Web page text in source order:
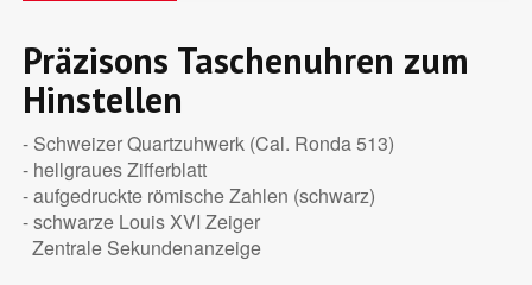
Präzisons Taschenuhren zum
Hinstellen
- Schweizer Quartzuhwerk (Cal. Ronda 513)
- hellgraues Zifferblatt
- aufgedruckte römische Zahlen (schwarz)
- schwarze Louis XVI Zeiger
Zentrale Sekundenanzeige